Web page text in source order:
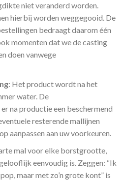
niet veranderd worden.
hierbij worden weggegooid. De
bedraagt daarom één
momenten dat we de casting
doen vanwege
: Het product wordt na het
water. De
na productie een beschermend
resterende mallijnen
aanpassen aan uw voorkeuren.
mal voor elke borstgrootte,
eenvoudig is. Zeggen: “Ik
maar met zo’n grote kont” is